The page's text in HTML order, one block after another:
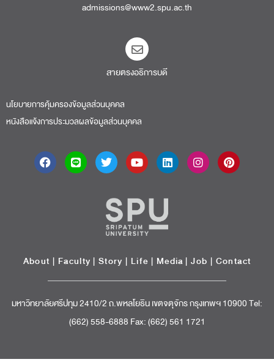
admissions@www2.spu.ac.th
สายตรงอธิการบดี​
นโยบายการคุ้มครองข้อมูลส่วนบุคคล
หนังสือแจ้งการประมวลผลข้อมูลส่วนบุคคล
About | Faculty | Story | Life | Media |Job | Contact
มหาวิทยาลัยศรีปทุม 2410/2 ถ.พหลโยธิน เขตจตุจักร กรุงเทพฯ 10900 Tel:
(662) 558-6888 Fax: (662) 561 1721